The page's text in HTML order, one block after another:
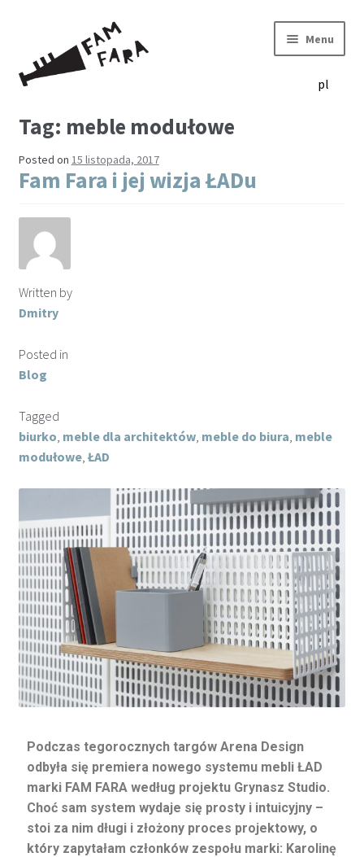
pl
Menu
produkty
idea
blog
Tag: meble modułowe
Posted on 15 listopada, 2017
Fam Fara i jej wizja ŁADu
Written by
Dmitry
Posted in
Blog
Tagged
biurko meble dla architektów, meble do biura meble
modułowe, ŁAD
Podczas tegorocznych targów Arena Design
odbyła się premiera nowego systemu mebli ŁAD
marki FAM FARA według projektu Grynasz Studio.
Choć sam system wydaje się prosty i intuicyjny –
stoi za nim długi i złożony proces projektowy, o
który zapytałam członków zespołu marki: Karolinę